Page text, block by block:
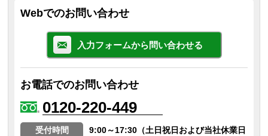
Webでのお問い合わせ
入力フォームから問い合わせる
お電話でのお問い合わせ
0120-220-449
受付時間
9:00～17:30（土日祝日および当社休業日